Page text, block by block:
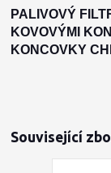
PALIVOVÝ
KOVOVÝMI
KONCOVKY
Související